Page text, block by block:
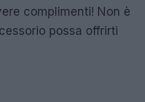
complimenti! Non è
possa offrirti